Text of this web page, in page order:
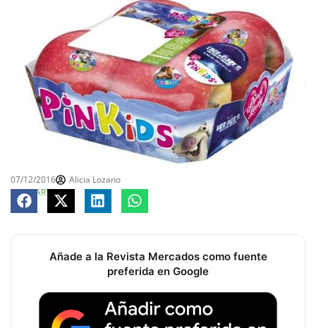
07/12/2016
Alicia Lozano
COMPARTE
Añade a la Revista Mercados como fuente
preferida en Google